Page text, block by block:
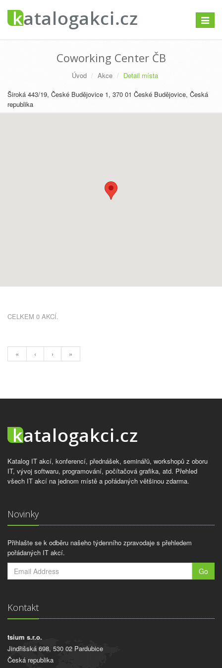
Coworking Center ČB
Úvod Akce
Detail místa
Široká 443/19, České Budějovice 1, 370 01 České Budějovice, Česká
republika
CELKEM 0 AKCÍ.
« ‹ › »
Katalog IT akcí, konferencí, přednášek, seminářů, workshopů z oboru
IT, vývoj softwaru, programování, počítačová grafika, atd. Přehled
všech IT akcí na jednom místě a pořádaných většinou zdarma.
Novinky
Přihlašte se k odběru našeho týdenního zpravodaje s přehledem
pořádaných IT akcí.
Go
Kontakt
tsium s.r.o.
Jindřišská 698, 530 02 Pardubice
Česká republika